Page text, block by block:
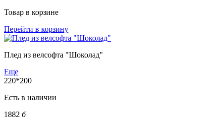
Товар в корзине
Перейти в корзину
Плед из велсофта "Шоколад"
Еще
220*200
Есть в наличии
1882 б